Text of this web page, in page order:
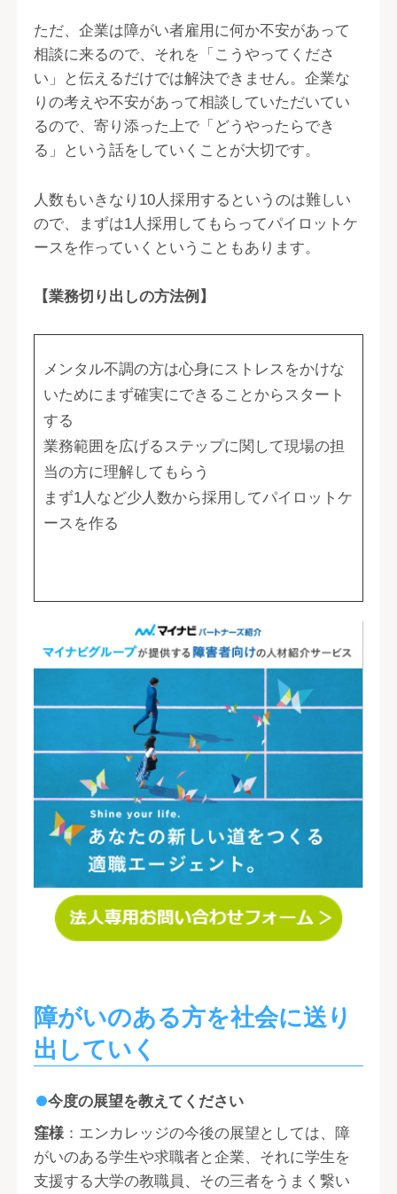
ただ、企業は障がい者雇用に何か不安があって
相談に来るので、それを「こうやってくださ
い」と伝えるだけでは解決できません。企業な
りの考えや不安があって相談していただいてい
るので、寄り添った上で「どうやったらでき
る」という話をしていくことが大切です。
人数もいきなり10人採用するというのは難しい
ので、まずは1人採用してもらってパイロットケ
ースを作っていくということもあります。
【業務切り出しの方法例】
メンタル不調の方は心身にストレスをかけな
いためにまず確実にできることからスタート
する
業務範囲を広げるステップに関して現場の担
当の方に理解してもらう
まず1人など少人数から採用してパイロットケ
ースを作る
障がいのある方を社会に送り
出していく
今度の展望を教えてください
窪様 ：エンカレッジの今後の展望としては、障
がいのある学生や求職者と企業、それに学生を
支援する大学の教職員、その三者をうまく繋い